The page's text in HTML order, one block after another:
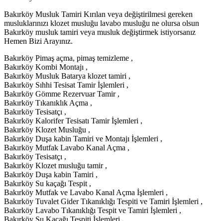
Bakırköy Musluk Tamiri Kırılan veya değiştirilmesi gereken
musluklarınızı klozet musluğu lavabo musluğu ne olursa olsun
Bakırköy musluk tamiri veya musluk değiştirmek istiyorsanız
Hemen Bizi Arayınız.
Bakırköy Pimaş açma, pimaş temizleme ,
Bakırköy Kombi Montajı ,
Bakırköy Musluk Batarya klozet tamiri ,
Bakırköy Sıhhi Tesisat Tamir İşlemleri ,
Bakırköy Gömme Rezervuar Tamir ,
Bakırköy Tıkanıklık Açma ,
Bakırköy Tesisatçı ,
Bakırköy Kalorifer Tesisatı Tamir İşlemleri ,
Bakırköy Klozet Musluğu ,
Bakırköy Duşa kabin Tamiri ve Montajı İşlemleri ,
Bakırköy Mutfak Lavabo Kanal Açma ,
Bakırköy Tesisatçı ,
Bakırköy Klozet musluğu tamir ,
Bakırköy Duşa kabin Tamiri ,
Bakırköy Su kaçağı Tespit ,
Bakırköy Mutfak ve Lavabo Kanal Açma İşlemleri ,
Bakırköy Tuvalet Gider Tıkanıklığı Tespiti ve Tamiri İşlemleri ,
Bakırköy Lavabo Tıkanıklığı Tespit ve Tamiri İşlemleri ,